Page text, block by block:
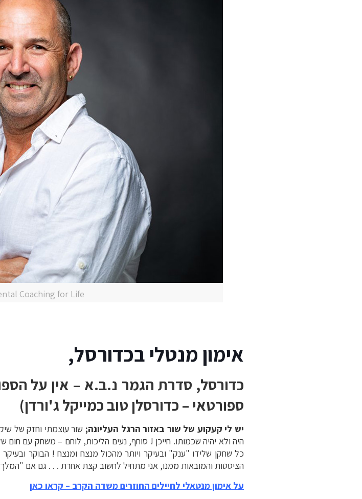
Coaching for Life
אימון מנטלי בכדורסל,
כדורסל, סדרת הגמר נ.ב.א – אין על
ספורטאי – כדורסלן טוב כמייקל ג'ורדן)
יש לי קעקוע של שור באזור הרגל העליונה; שור עוצמתי וחזק של
כל שחקן שלידו "ענק" ובעיקר ויותר מהכול מנצח ומנצח ! הבוקר
הציטטות והמובאות ממנו, אני מתחיל לחשוב קצת אחרת . . . גם אם "המלך
על אימון מנטאלי לחיילים החוזרים משדה הקרב – קראו כאן